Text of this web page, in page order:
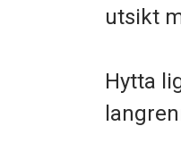
utsikt
Hytta